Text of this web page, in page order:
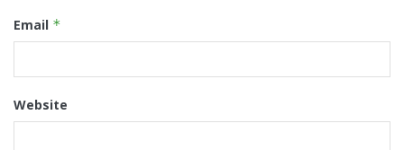
Email *
Website